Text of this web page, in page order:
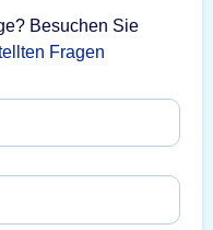
Besuchen Sie
Fragen